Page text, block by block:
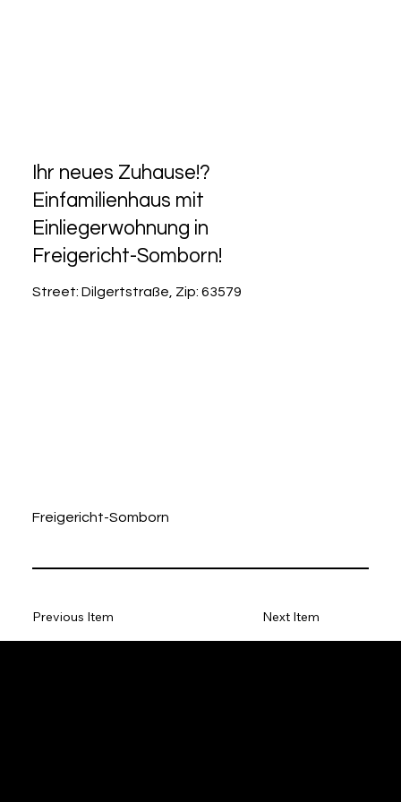
Ihr neues Zuhause!?
Einfamilienhaus mit
Einliegerwohnung in
Freigericht-Somborn!
Street: Dilgertstraße, Zip: 63579
Freigericht-Somborn
Next Item
Previous Item